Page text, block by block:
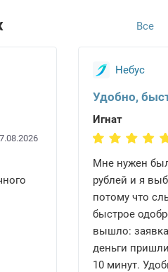
Все
Небус
Удобно,
Игнат
Мне нужен
рублей и я
потому что
быстрое
вышло:
деньги
10 минут.